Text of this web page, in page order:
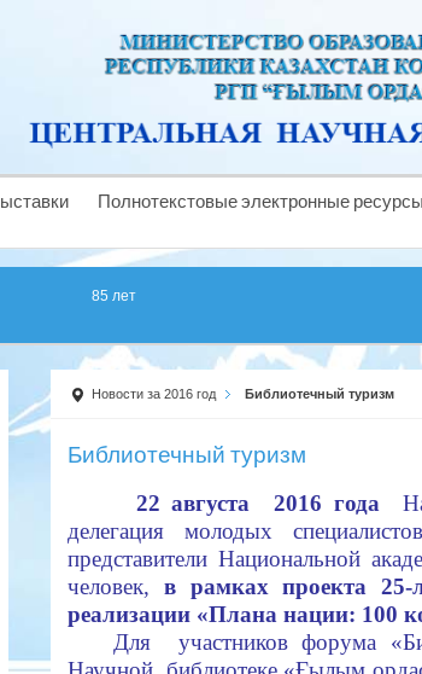
Полнотекстовые электронные
85 лет
Новости за 2016 год Библиотечный туризм
Библиотечный туризм
22 августа 2016 года
делегация молодых
представители Национальной
человек, в рамках проекта 25-
реализации «Плана нации: 100
Для участников форума